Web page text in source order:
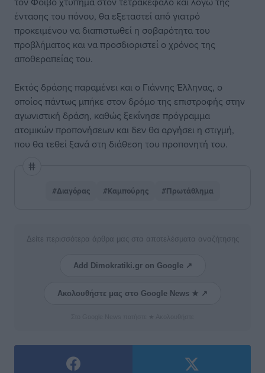
έντασης του πόνου, θα εξεταστεί από γιατρό
προκειμένου να διαπιστωθεί η σοβαρότητα του
προβλήματος και να προσδιοριστεί ο χρόνος της
αποθεραπείας του.
Εκτός δράσης παραμένει και ο Γιάννης Έλληνας, ο
οποίος πάντως μπήκε στον δρόμο της επιστροφής στην
αγωνιστική δράση, καθώς ξεκίνησε πρόγραμμα
ατομικών προπονήσεων και δεν θα αργήσει η στιγμή,
που θα τεθεί ξανά στη διάθεση του προπονητή του.
#Διαγόρας #Καμπούρης #Πρωτάθλημα
Δείτε περισσότερα άρθρα μας στα αποτελέσματα αναζήτησης
Add Dimokratiki.gr on Google ↗
Ακολουθήστε μας στο Google News ★ ↗